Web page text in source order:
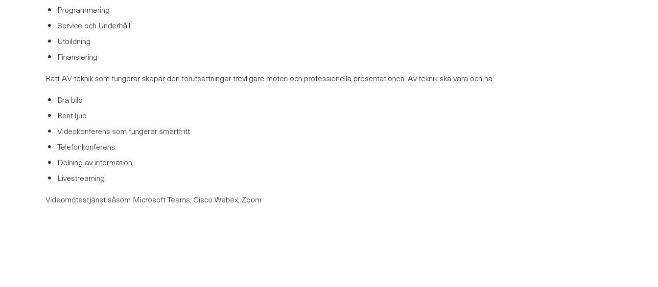
Programmering
Service och Underhåll
Utbildning
Finansiering
Rätt AV teknik som fungerar skapar den förutsättningar trevligare möten och professionella presentationen. Av teknik ska vara och ha:
Bra bild
Rent ljud
Videokonferens som fungerar smärtfritt
Telefonkonferens
Delning av information
Livestreaming
Videomötestjänst såsom Microsoft Teams, Cisco Webex, Zoom